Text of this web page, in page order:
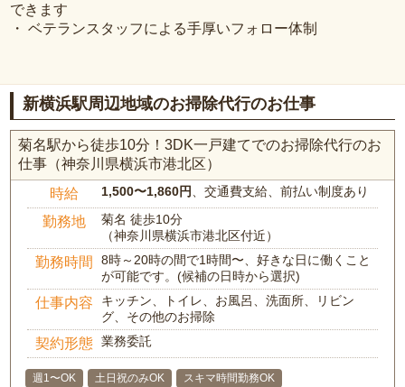
できます
・ ベテランスタッフによる手厚いフォロー体制
新横浜駅周辺地域のお掃除代行のお仕事
菊名駅から徒歩10分！3DK一戸建てでのお掃除代行のお
仕事（神奈川県横浜市港北区）
時給 1,500〜1,860円、交通費支給、前払い制度あり
勤務地
菊名 徒歩10分
（神奈川県横浜市港北区付近）
勤務時間
8時～20時の間で1時間〜、好きな日に働くこと
が可能です。(候補の日時から選択)
仕事内容
キッチン、トイレ、お風呂、洗面所、リビン
グ、その他のお掃除
契約形態 業務委託
週1〜OK 土日祝のみOK スキマ時間勤務OK